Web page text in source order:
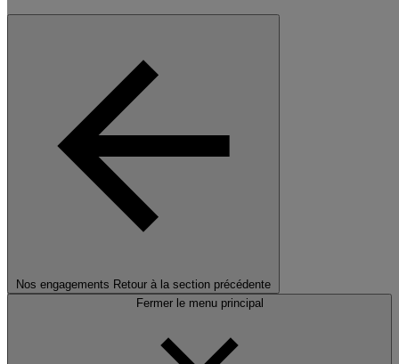
Nos engagements Retour à la section précédente
Fermer le menu principal